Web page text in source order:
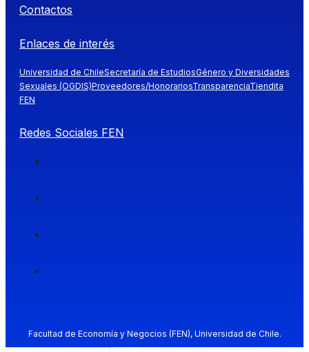
Contactos
Enlaces de interés
Universidad de ChileSecretaría de EstudiosGénero y Diversidades
Sexuales (OGDIS)Proveedores/HonorariosTransparenciaTiendita
FEN
Redes Sociales FEN
Facultad de Economía y Negocios (FEN), Universidad de Chile.